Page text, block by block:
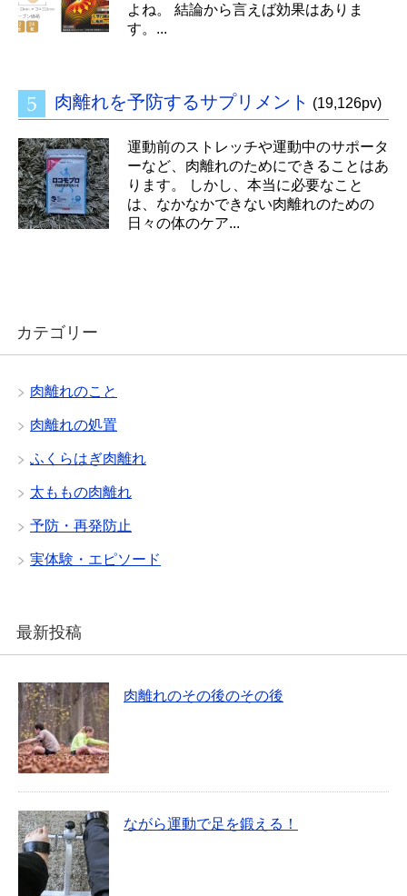
よね。 結論から言えば効果はありま
す。...
肉離れを予防するサプリメント (19,126pv)
運動前のストレッチや運動中のサポータ
ーなど、肉離れのためにできることはあ
ります。 しかし、本当に必要なこと
は、なかなかできない肉離れのための
日々の体のケア...
カテゴリー
肉離れのこと
肉離れの処置
ふくらはぎ肉離れ
太ももの肉離れ
予防・再発防止
実体験・エピソード
最新投稿
肉離れのその後のその後
ながら運動で足を鍛える！